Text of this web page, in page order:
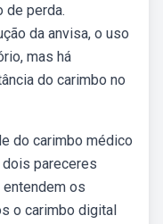
de perda.
da anvisa, o uso
mas há
do carimbo no
do carimbo médico
pareceres
os
o carimbo digital